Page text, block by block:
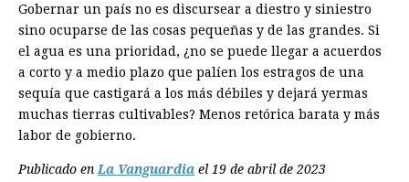
Gobernar un país no es discursear a diestro y siniestro
sino ocuparse de las cosas pequeñas y de las grandes. Si
el agua es una prioridad, ¿no se puede llegar a acuerdos
a corto y a medio plazo que palíen los estragos de una
sequía que castigará a los más débiles y dejará yermas
muchas tierras cultivables? Menos retórica barata y más
labor de gobierno.
Publicado en La Vanguardia el 19 de abril de 2023